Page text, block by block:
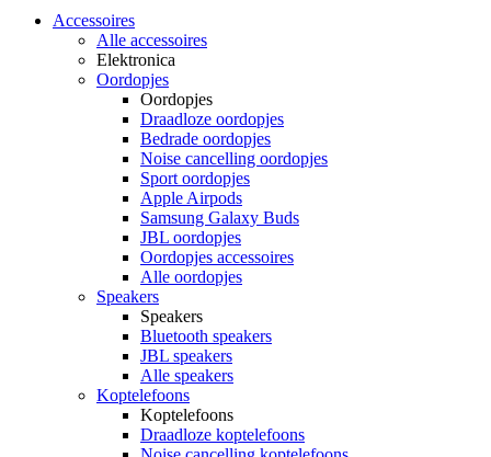
Accessoires
Alle accessoires
Elektronica
Oordopjes
Oordopjes
Draadloze oordopjes
Bedrade oordopjes
Noise cancelling oordopjes
Sport oordopjes
Apple Airpods
Samsung Galaxy Buds
JBL oordopjes
Oordopjes accessoires
Alle oordopjes
Speakers
Speakers
Bluetooth speakers
JBL speakers
Alle speakers
Koptelefoons
Koptelefoons
Draadloze koptelefoons